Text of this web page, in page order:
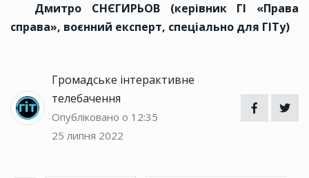
Дмитро СНЄГИРЬОВ (керівник ГІ «Права
справа», воєнний експерт, спеціально для ГІТу)
Громадське інтерактивне
телебачення
Опубліковано о 12:35
25 липня 2022